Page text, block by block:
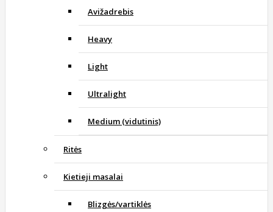
Avižadrebis
Heavy
Light
Ultralight
Medium (vidutinis)
Ritės
Kietieji masalai
Blizgės/vartiklės